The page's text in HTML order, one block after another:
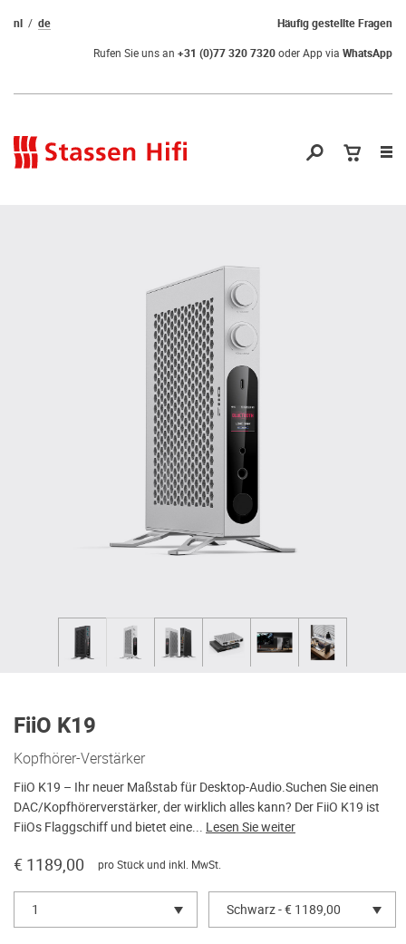
Häufig gestellte Fragen
nl de
Rufen Sie uns an +31 (0)77 320 7320oder App via WhatsApp
FiiO K19
Kopfhörer-Verstärker
FiiO K19 – Ihr neuer Maßstab für Desktop-Audio.Suchen Sie einen
DAC/Kopfhörerverstärker, der wirklich alles kann? Der FiiO K19 ist
FiiOs Flaggschiff und bietet eine... Lesen Sie weiter
€ 1189,00 pro Stück und inkl. MwSt.
1 Schwarz - € 1189,00